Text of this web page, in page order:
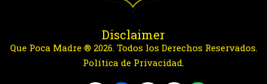
Disclaimer
Que Poca Madre ® 2026. Todos los Derechos Reservados.
Política de Privacidad.